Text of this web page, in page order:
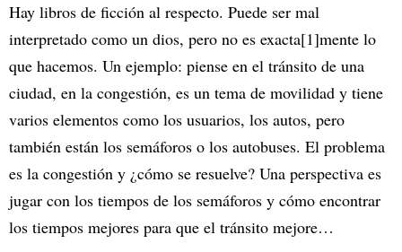
Hay libros de ficción al respecto. Puede ser mal
interpretado como un dios, pero no es exacta[1]mente lo
que hacemos. Un ejemplo: piense en el tránsito de una
ciudad, en la congestión, es un tema de movilidad y tiene
varios elementos como los usuarios, los autos, pero
también están los semáforos o los autobuses. El problema
es la congestión y ¿cómo se resuelve? Una perspectiva es
jugar con los tiempos de los semáforos y cómo encontrar
los tiempos mejores para que el tránsito mejore…